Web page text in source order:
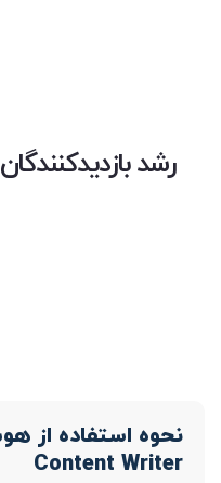
رشد بازدیدکنندگان
Content Writer